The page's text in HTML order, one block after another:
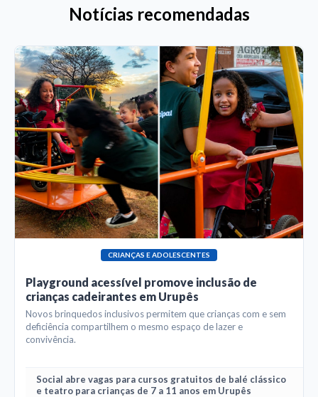
Notícias recomendadas
CRIANÇAS E ADOLESCENTES
Playground acessível promove inclusão de
crianças cadeirantes em Urupês
Novos brinquedos inclusivos permitem que crianças com e sem
deficiência compartilhem o mesmo espaço de lazer e
convivência.
Social abre vagas para cursos gratuitos de balé clássico
e teatro para crianças de 7 a 11 anos em Urupês